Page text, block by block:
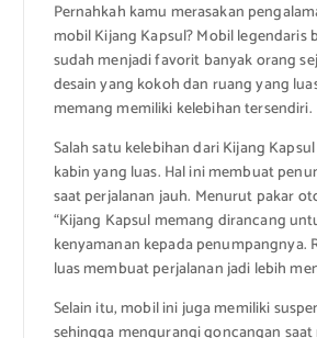
Pernahkah kamu merasakan
mobil Kijang Kapsul? Mobil legendaris
sudah menjadi favorit banyak orang
desain yang kokoh dan ruang yang
memang memiliki kelebihan tersendiri.
Salah satu kelebihan dari Kijang
kabin yang luas. Hal ini membuat
saat perjalanan jauh. Menurut pakar
“Kijang Kapsul memang dirancang
kenyamanan kepada penumpangnya.
luas membuat perjalanan jadi lebih
Selain itu, mobil ini juga memiliki